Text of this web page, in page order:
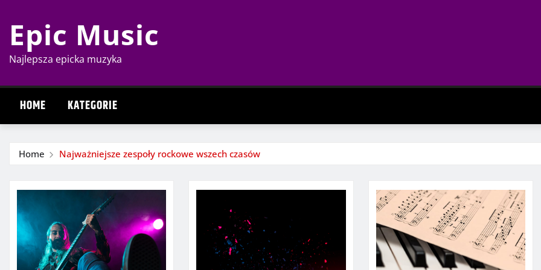
content
Epic Music
Najlepsza epicka muzyka
HOME KATEGORIE
Home Najważniejsze zespoły rockowe wszech czasów